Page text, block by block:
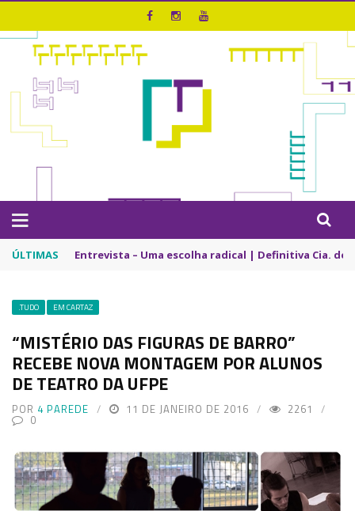
ÚLTIMAS Entrevista – Uma escolha radical | Definitiva Cia. de
.TUDO EM CARTAZ
“MISTÉRIO DAS FIGURAS DE BARRO”
RECEBE NOVA MONTAGEM POR ALUNOS
DE TEATRO DA UFPE
POR 4 PAREDE 11 DE JANEIRO DE 2016 2261
0